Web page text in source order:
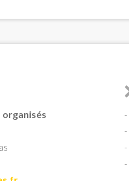
organisés
-
-
-
-